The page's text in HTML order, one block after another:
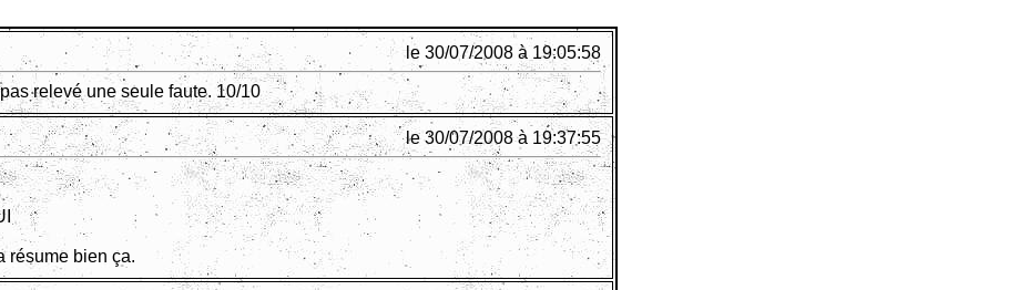
le 30/07/2008 à 19:05:58
relevé une seule faute. 10/10
le 30/07/2008 à 19:37:55
résume bien ça.